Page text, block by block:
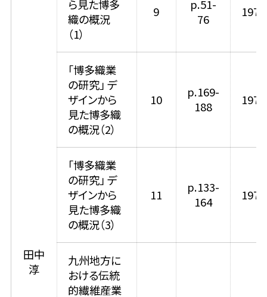
田中
淳
ら見た博多
織の概況
（1）
9
p.51-
76
「博多織業
の研究」 デ
ザインから
見た博多織
の概況（2）
10
p.169-
188
「博多織業
の研究」 デ
ザインから
見た博多織
の概況（3）
11
p.133-
164
九州地方に
おける伝統
的繊維産業